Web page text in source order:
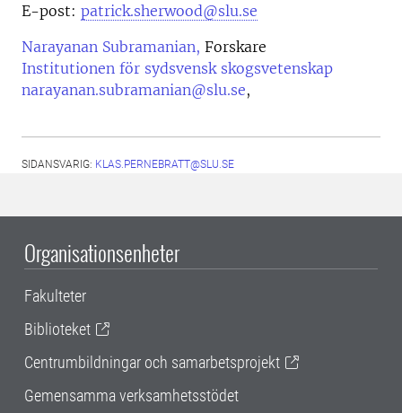
E-post: patrick.sherwood@slu.se
Narayanan Subramanian, Forskare
Institutionen för sydsvensk skogsvetenskap
narayanan.subramanian@slu.se,
SIDANSVARIG: KLAS.PERNEBRATT@SLU.SE
Organisationsenheter
Fakulteter
Biblioteket
Centrumbildningar och samarbetsprojekt
Gemensamma verksamhetsstödet